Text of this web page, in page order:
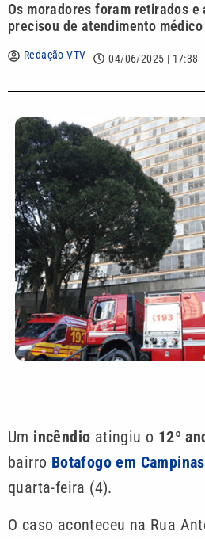
Os moradores foram retirados e
precisou de atendimento médico
Redação VTV 04/06/2025 | 17:38
Um incêndio atingiu o 12º
bairro Botafogo em Campinas
quarta-feira (4).
O caso aconteceu na Rua